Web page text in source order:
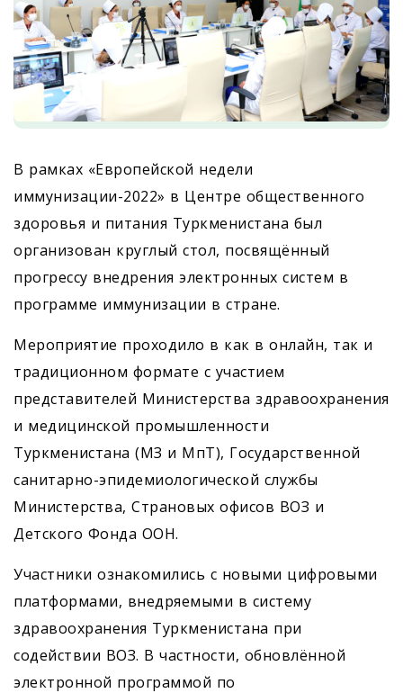
В рамках «Европейской недели
иммунизации-2022» в Центре общественного
здоровья и питания Туркменистана был
организован круглый стол, посвящённый
прогрессу внедрения электронных систем в
программе иммунизации в стране.
Мероприятие проходило в как в онлайн, так и
традиционном формате с участием
представителей Министерства здравоохранения
и медицинской промышленности
Туркменистана (МЗ и МпТ), Государственной
санитарно-эпидемиологической службы
Министерства, Страновых офисов ВОЗ и
Детского Фонда ООН.
Участники ознакомились с новыми цифровыми
платформами, внедряемыми в систему
здравоохранения Туркменистана при
содействии ВОЗ. В частности, обновлённой
электронной программой по